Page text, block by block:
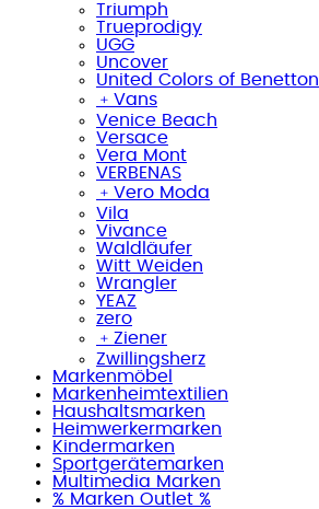
Triumph
Trueprodigy
UGG
Uncover
United Colors of Benetton
﹢ Vans
Venice Beach
Versace
Vera Mont
VERBENAS
﹢ Vero Moda
Vila
Vivance
Waldläufer
Witt Weiden
Wrangler
YEAZ
zero
﹢ Ziener
Zwillingsherz
Markenmöbel
Markenheimtextilien
Haushaltsmarken
Heimwerkermarken
Kindermarken
Sportgerätemarken
Multimedia Marken
% Marken Outlet %